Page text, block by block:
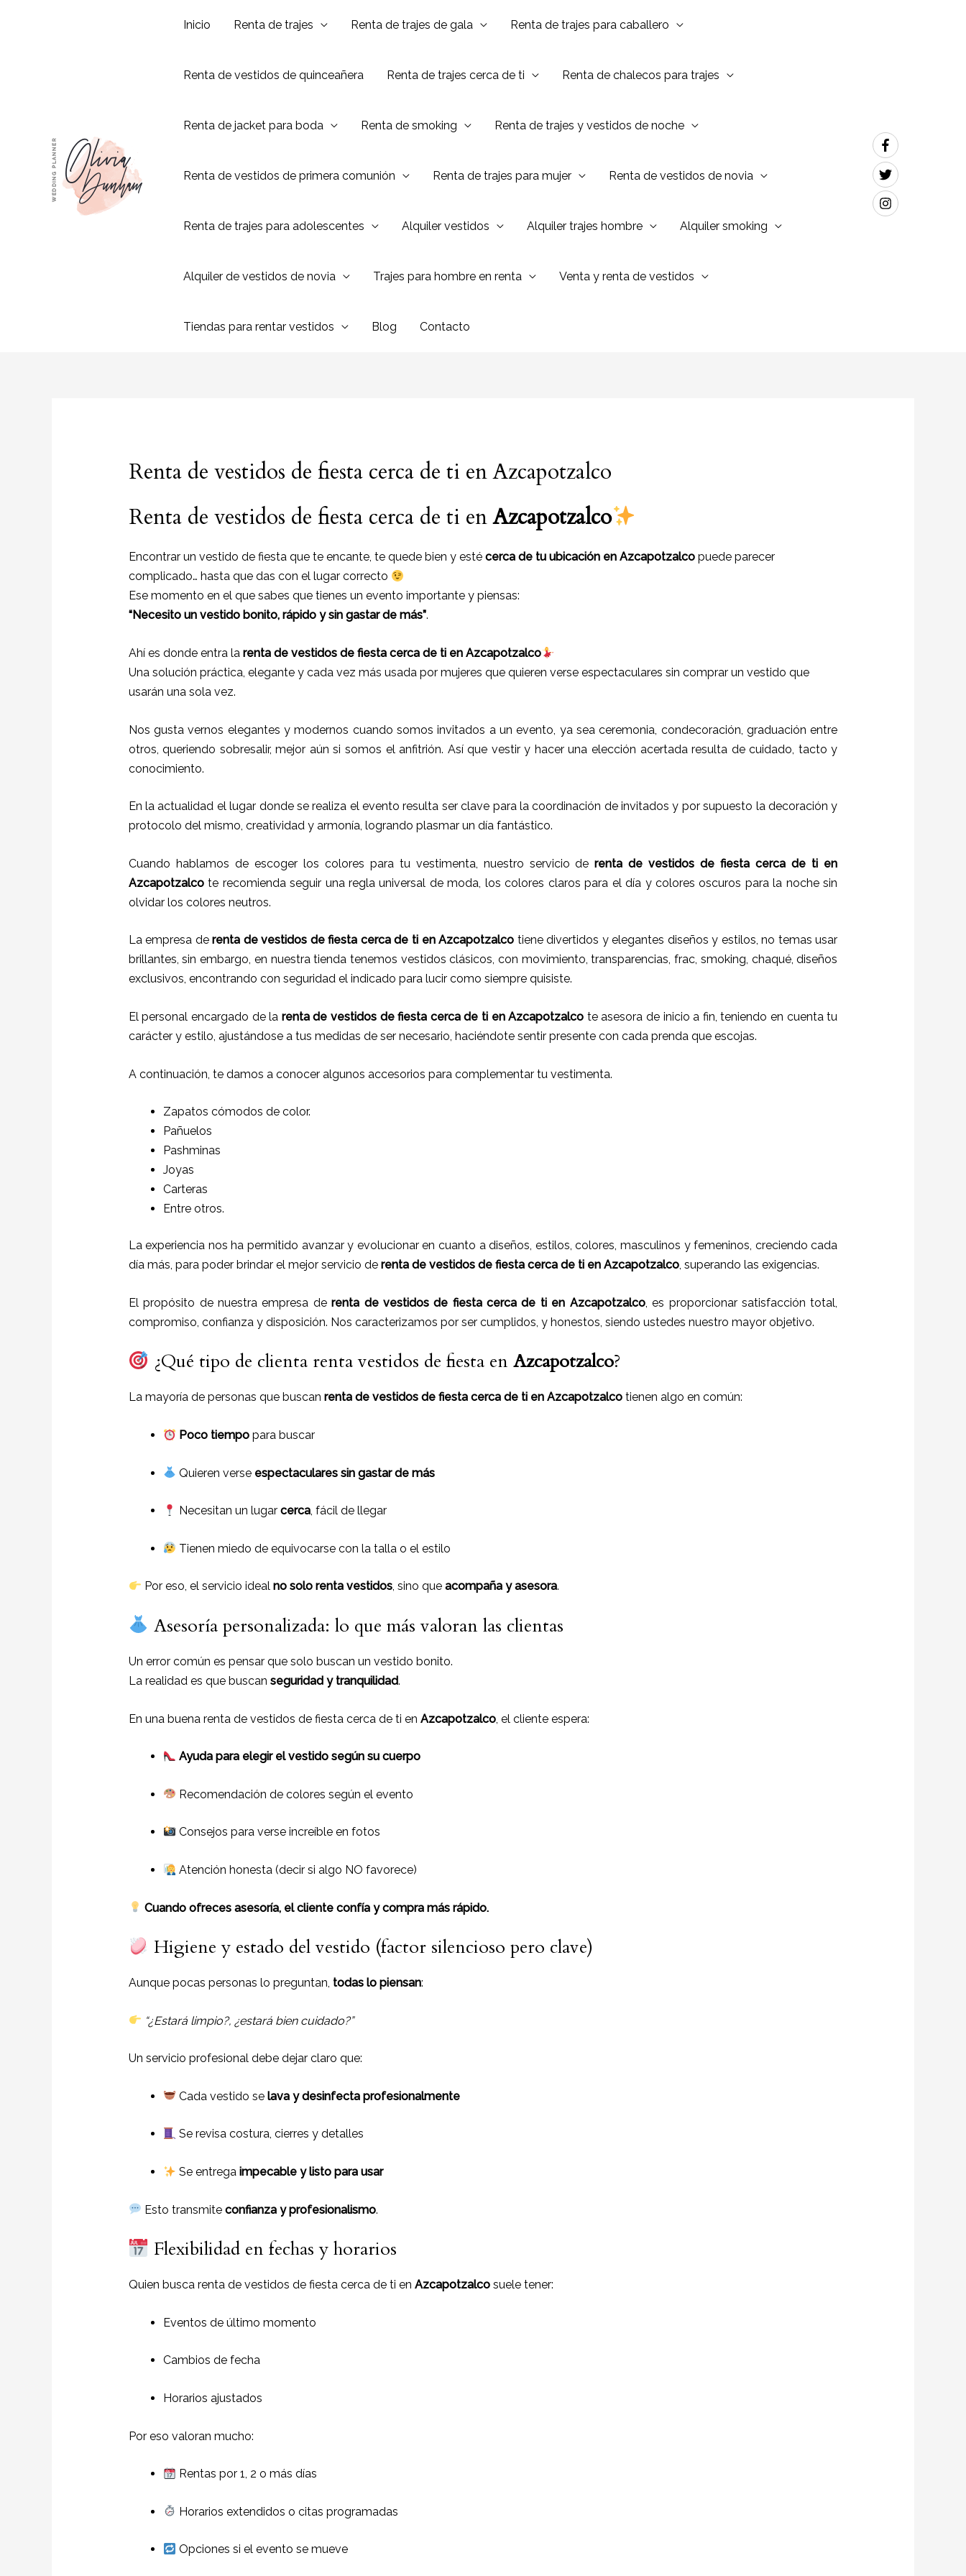
Inicio Renta de trajes Renta de trajes de gala Renta de trajes para caballero
Renta de vestidos de quinceañera Renta de trajes cerca de ti Renta de chalecos para trajes
Renta de jacket para boda Renta de smoking Renta de trajes y vestidos de noche
Renta de vestidos de primera comunión Renta de trajes para mujer Renta de vestidos de novia
Renta de trajes para adolescentes Alquiler vestidos Alquiler trajes hombre Alquiler smoking
Alquiler de vestidos de novia Trajes para hombre en renta Venta y renta de vestidos
Tiendas para rentar vestidos Blog Contacto
Renta de vestidos de fiesta cerca de ti en Azcapotzalco
Renta de vestidos de fiesta cerca de ti enAzcapotzalco
Encontrar un vestido de fiesta que te encante, te quede bien y esté cerca de tu ubicación en Azcapotzalco puede parecer
complicado… hasta que das con el lugar correcto
Ese momento en el que sabes que tienes un evento importante y piensas:
“Necesito un vestido bonito, rápido y sin gastar de más”.
Ahí es donde entra la renta de vestidos de fiesta cerca de ti en Azcapotzalco
Una solución práctica, elegante y cada vez más usada por mujeres que quieren verse espectaculares sin comprar un vestido que
usarán una sola vez.
Nos gusta vernos elegantes y modernos cuando somos invitados a un evento, ya sea ceremonia, condecoración, graduación entre
otros, queriendo sobresalir, mejor aún si somos el anfitrión. Así que vestir y hacer una elección acertada resulta de cuidado, tacto y
conocimiento.
En la actualidad el lugar donde se realiza el evento resulta ser clave para la coordinación de invitados y por supuesto la decoración y
protocolo del mismo, creatividad y armonía, logrando plasmar un día fantástico.
Cuando hablamos de escoger los colores para tu vestimenta, nuestro servicio derenta de vestidos de fiesta cerca de ti en
Azcapotzalcote recomienda seguir una regla universal de moda, los colores claros para el día y colores oscuros para la noche sin
olvidar los colores neutros.
La empresa derenta de vestidos de fiesta cerca de ti enAzcapotzalco tiene divertidos y elegantes diseños y estilos, no temas usar
brillantes, sin embargo, en nuestra tienda tenemos vestidos clásicos, con movimiento, transparencias, frac, smoking, chaqué, diseños
exclusivos, encontrando con seguridad el indicado para lucir como siempre quisiste.
El personal encargado de la renta de vestidos de fiesta cerca de ti enAzcapotzalco te asesora de inicio a fin, teniendo en cuenta tu
carácter y estilo, ajustándose a tus medidas de ser necesario, haciéndote sentir presente con cada prenda que escojas.
A continuación, te damos a conocer algunos accesorios para complementar tu vestimenta.
Zapatos cómodos de color.
Pañuelos
Pashminas
Joyas
Carteras
Entre otros.
La experiencia nos ha permitido avanzar y evolucionar en cuanto a diseños, estilos, colores, masculinos y femeninos, creciendo cada
día más, para poder brindar el mejor servicio de renta de vestidos de fiesta cerca de ti en Azcapotzalco, superando las exigencias.
El propósito de nuestra empresa derenta de vestidos de fiesta cerca de ti en Azcapotzalco, es proporcionar satisfacción total,
compromiso, confianza y disposición. Nos caracterizamos por ser cumplidos, y honestos, siendo ustedes nuestro mayor objetivo.
¿Qué tipo de clienta renta vestidos de fiesta enAzcapotzalco?
La mayoría de personas que buscan renta de vestidos de fiesta cerca de ti en Azcapotzalcotienen algo en común:
Poco tiempopara buscar
Quieren verse espectaculares sin gastar de más
Necesitan un lugar cerca, fácil de llegar
Tienen miedo de equivocarse con la talla o el estilo
Por eso, el servicio ideal no solo renta vestidos, sino que acompaña y asesora.
Asesoría personalizada: lo que más valoran las clientas
Un error común es pensar que solo buscan un vestido bonito.
La realidad es que buscan seguridad y tranquilidad.
En una buena renta de vestidos de fiesta cerca de ti en Azcapotzalco, el cliente espera:
Ayuda para elegir el vestido según su cuerpo
Recomendación de colores según el evento
Consejos para verse increíble en fotos
Atención honesta (decir si algo NO favorece)
Cuando ofreces asesoría, el cliente confía y compra más rápido.
Higiene y estado del vestido (factor silencioso pero clave)
Aunque pocas personas lo preguntan, todas lo piensan:
“¿Estará limpio?, ¿estará bien cuidado?”
Un servicio profesional debe dejar claro que:
Cada vestido se lava y desinfecta profesionalmente
Se revisa costura, cierres y detalles
Se entrega impecable y listo para usar
Esto transmite confianza y profesionalismo.
Flexibilidad en fechas y horarios
Quien busca renta de vestidos de fiesta cerca de ti en Azcapotzalcosuele tener:
Eventos de último momento
Cambios de fecha
Horarios ajustados
Por eso valoran mucho:
Rentas por 1, 2 o más días
Horarios extendidos o citas programadas
Opciones si el evento se mueve